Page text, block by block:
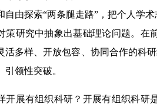
自由探索“两条腿走路”，把个人学
策研究中抽象出基础理论问题。在
活多样、开放包容、协同合作的科
引领性突破。
展有组织科研？开展有组织科研是